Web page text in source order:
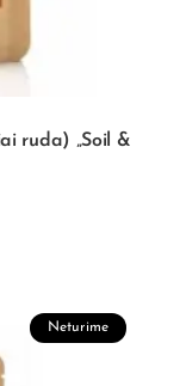
ruda) „Soil &
Neturime